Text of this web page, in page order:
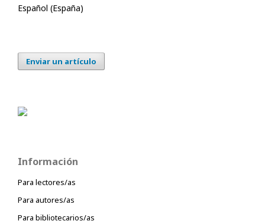
Español (España)
Enviar un artículo
Información
Para lectores/as
Para autores/as
Para bibliotecarios/as